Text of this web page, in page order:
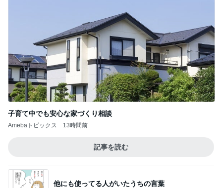
子育て中でも安心な家づくり相談
Amebaトピックス 13時間前
記事を読む
他にも使ってる人がいたうちの言葉